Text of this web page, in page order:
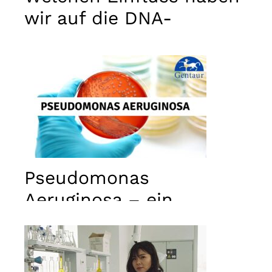
wir auf die DNA-
Pseudomonas
Aeruginosa – ein
Bakterium, viele
Krankheiten